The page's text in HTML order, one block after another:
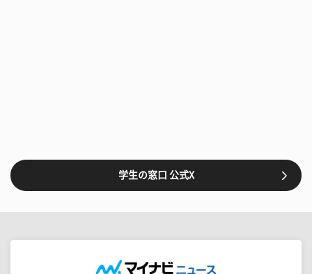
学生の窓口 公式X